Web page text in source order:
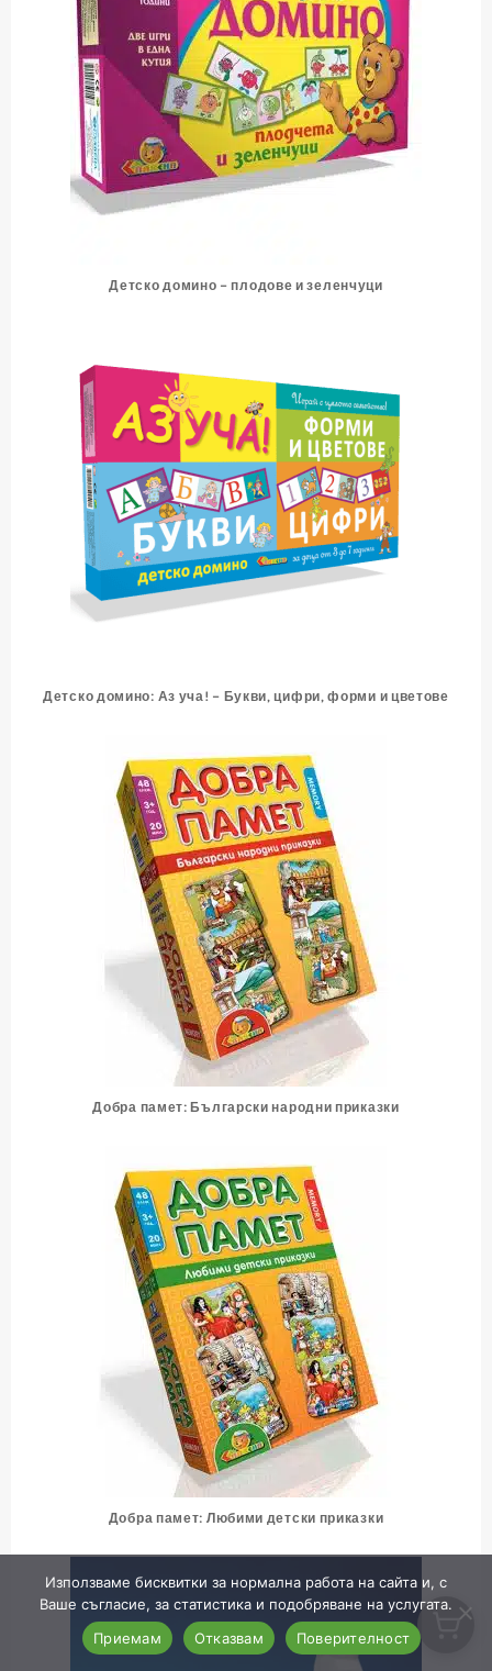
Детско домино – плодове и зеленчуци
Детско домино: Аз уча! – Букви, цифри, форми и цветове
Добра памет: Български народни приказки
Добра памет: Любими детски приказки
Използваме бисквитки за нормална работа на сайта и, с
Ваше съгласие, за статистика и подобряване на услугата.
Приемам
Отказвам Поверителност